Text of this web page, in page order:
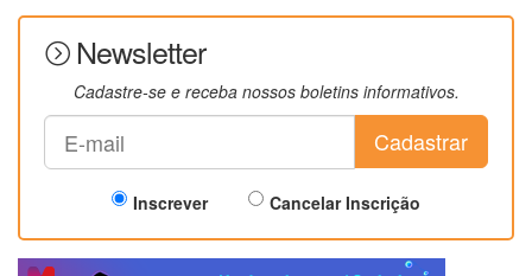
Newsletter
Cadastre-se e receba nossos boletins informativos.
Cadastrar
Inscrever Cancelar Inscrição